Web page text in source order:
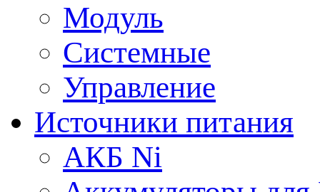
Модуль
Системные
Управление
Источники питания
АКБ Ni